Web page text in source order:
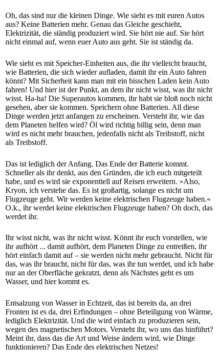
Oh, das sind nur die kleinen Dinge. Wie sieht es mit euren Autos
aus? Keine Batterien mehr. Genau das Gleiche geschieht,
Elektrizität, die ständig produziert wird. Sie hört nie auf. Sie hört
nicht einmal auf, wenn euer Auto aus geht. Sie ist ständig da.
Wie sieht es mit Speicher-Einheiten aus, die ihr vielleicht braucht,
wie Batterien, die sich wieder aufladen, damit ihr ein Auto fahren
könnt? Mit Sicherheit kann man mit ein bisschen Laden kein Auto
fahren! Und hier ist der Punkt, an dem ihr nicht wisst, was ihr nicht
wisst. Ha-ha! Die Superautos kommen, ihr habt sie bloß noch nicht
gesehen, aber sie kommen. Speichern ohne Batterien. All diese
Dinge werden jetzt anfangen zu erscheinen. Versteht ihr, wie das
dem Planeten helfen wird? Öl wird richtig billig sein, denn man
wird es nicht mehr brauchen, jedenfalls nicht als Treibstoff, nicht
als Treibstoff.
Das ist lediglich der Anfang. Das Ende der Batterie kommt.
Schneller als ihr denkt, aus den Gründen, die ich euch mitgeteilt
habe, und es wird sie exponentiell auf Reisen erweitern. »Also,
Kryon, ich verstehe das. Es ist großartig, solange es nicht um
Flugzeuge geht. Wir werden keine elektrischen Flugzeuge haben.«
O.k., ihr werdet keine elektrischen Flugzeuge haben? Oh doch, das
werdet ihr.
Ihr wisst nicht, was ihr nicht wisst. Könnt ihr euch vorstellen, wie
ihr aufhört ... damit aufhört, dem Planeten Dinge zu entreißen, ihr
hört einfach damit auf – sie werden nicht mehr gebraucht. Nicht für
das, was ihr braucht, nicht für das, was ihr tun werdet, und ich habe
nur an der Oberfläche gekratzt, denn als Nächstes geht es um
Wasser, und hier kommt es.
Entsalzung von Wasser in Echtzeit, das ist bereits da, an drei
Fronten ist es da, drei Erfindungen – ohne Beteiligung von Wärme,
lediglich Elektrizität. Und die wird einfach zu produzieren sein,
wegen des magnetischen Motors. Versteht ihr, wo uns das hinführt?
Meint ihr, dass das die Art und Weise ändern wird, wie Dinge
funktionieren? Das Ende des elektrischen Netzes!